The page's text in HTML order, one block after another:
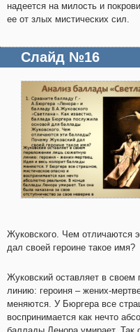
надеется на милость и
ее от злых мистических сил.
Слайд №16
Жуковского. Чем отличаются
дал своей героине такое имя?
Жуковский оставляет в
линию: героиня – жених-
меняются. У Бюргера все
воспринимается как нечто